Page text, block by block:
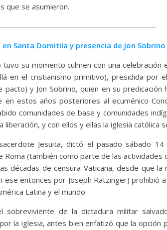
que se asumieron.
en Santa Domitila y presencia de Jon Sobrino
tuvo su momento culmen con una celebración
en el cristianismo primitivo), presidida por
pacto) y Jon Sobrino, quien en su
en estos años posteriores al ecuménico
comunidades de base y comunidades
liberación, y con ellos y ellas la iglesia católica
Jesuita, dictó el pasado sábado
Roma (también como parte de las
décadas de censura Vaticana, desde que
ese entonces por Joseph Ratzinger) prohibió
Latina y el mundo.
sobreviviente de la dictadura militar
la iglesia, antes bien enfatizó que la